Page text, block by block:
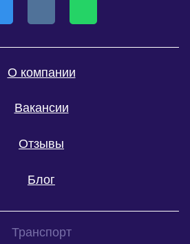
О компании
Вакансии
Отзывы
Блог
Транспорт